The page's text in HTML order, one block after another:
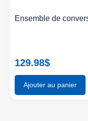
Ensemble de
129.98$
Ajouter au panier